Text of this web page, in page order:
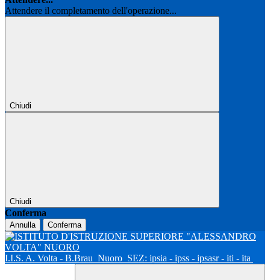
Attendere il completamento dell'operazione...
Chiudi
Chiudi
Conferma
Annulla Conferma
I.I.S. A. Volta - B.Brau Nuoro SEZ: ipsia - ipss - ipsasr - iti - ita